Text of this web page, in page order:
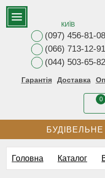
КИЇВ
(097) 456-81-08
(066) 713-12-91
(044) 503-65-82
Гарантія Доставка
0
Головна Каталог